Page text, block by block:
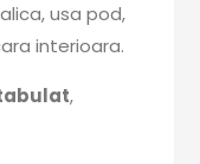
usa pod,
interioara.
,